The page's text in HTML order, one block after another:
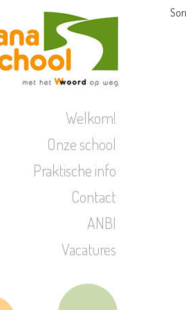
Welkom!
Onze school
Praktische info
Contact
ANBI
Vacatures